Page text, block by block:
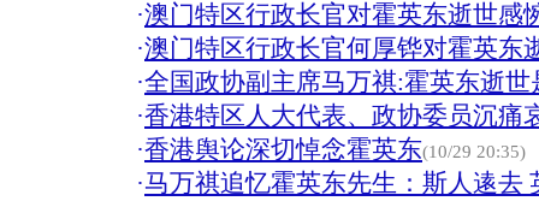
·澳门特区行政长官对霍英东逝世感
·澳门特区行政长官何厚铧对霍英东
·全国政协副主席马万祺:霍英东逝世
·香港特区人大代表、政协委员沉痛
·香港舆论深切悼念霍英东(10/29 20:35)
·马万祺追忆霍英东先生：斯人逺去